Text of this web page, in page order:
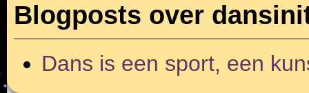
Blogposts over
Dans is een sport, een